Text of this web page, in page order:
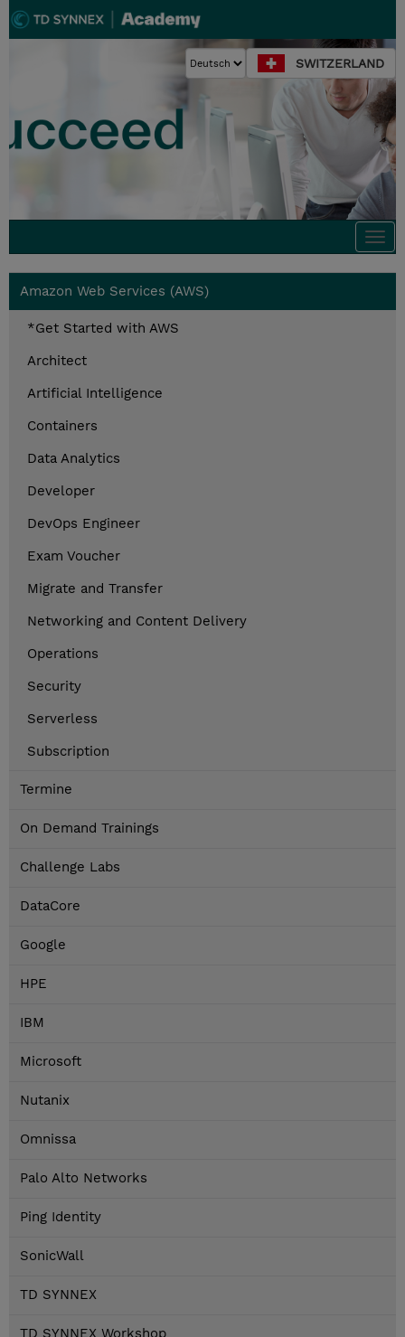
SWITZERLAND
Amazon Web Services (AWS)
*Get Started with AWS
Architect
Artificial Intelligence
Containers
Data Analytics
Developer
DevOps Engineer
Exam Voucher
Migrate and Transfer
Networking and Content Delivery
Operations
Security
Serverless
Subscription
Termine
On Demand Trainings
Challenge Labs
DataCore
Google
HPE
IBM
Microsoft
Nutanix
Omnissa
Palo Alto Networks
Ping Identity
SonicWall
TD SYNNEX
TD SYNNEX Workshop